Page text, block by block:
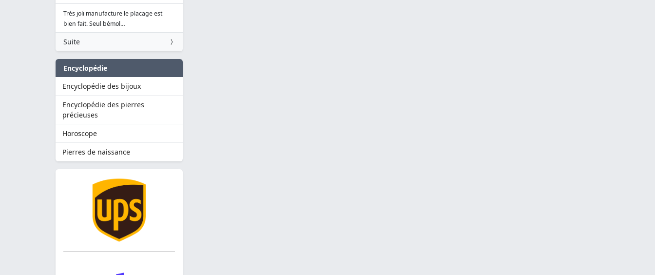
Très joli manufacture le placage est
bien fait. Seul bémol…
Suite
Encyclopédie
Encyclopédie des bijoux
Encyclopédie des pierres
précieuses
Horoscope
Pierres de naissance